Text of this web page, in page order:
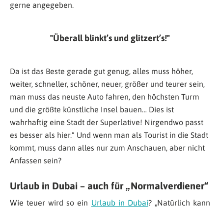
gerne angegeben.
Überall blinkt’s und glitzert’s!
Da ist das Beste gerade gut genug, alles muss höher,
weiter, schneller, schöner, neuer, größer und teurer sein,
man muss das neuste Auto fahren, den höchsten Turm
und die größte künstliche Insel bauen… Dies ist
wahrhaftig eine Stadt der Superlative! Nirgendwo passt
es besser als hier.“ Und wenn man als Tourist in die Stadt
kommt, muss dann alles nur zum Anschauen, aber nicht
Anfassen sein?
Urlaub in Dubai – auch für „Normalverdiener“
Wie teuer wird so ein Urlaub in Dubai? „Natürlich kann